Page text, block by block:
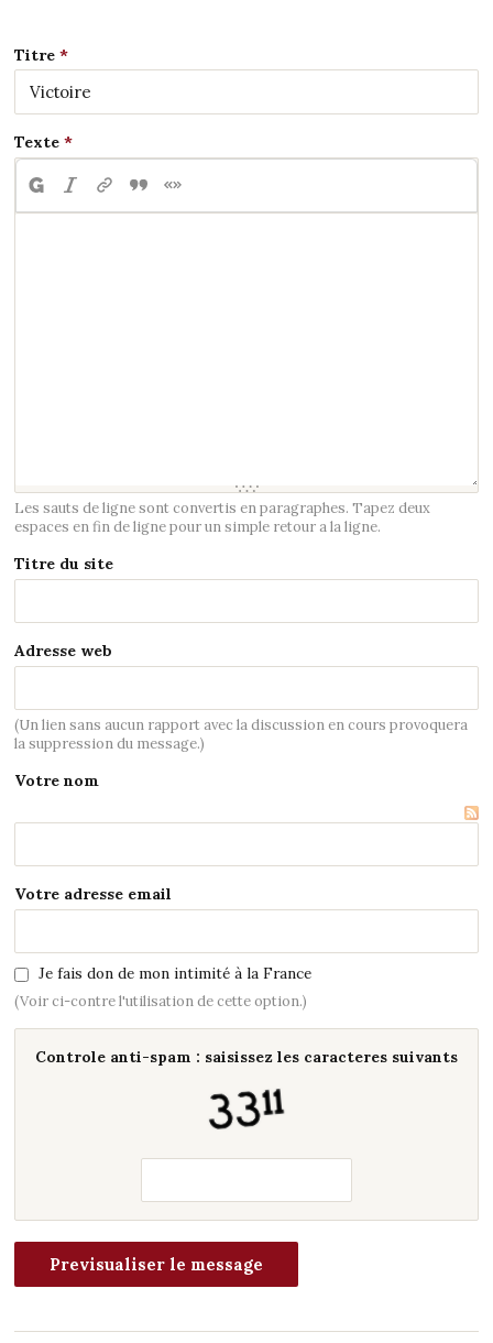
Titre
Texte
Les sauts de ligne sont convertis en paragraphes. Tapez deux
espaces en fin de ligne pour un simple retour a la ligne.
Titre du site
Adresse web
(Un lien sans aucun rapport avec la discussion en cours provoquera
la suppression du message.)
Votre nom
Votre adresse email
Je fais don de mon intimité à la France
(Voir ci-contre l'utilisation de cette option.)
Controle anti-spam : saisissez les caracteres suivants